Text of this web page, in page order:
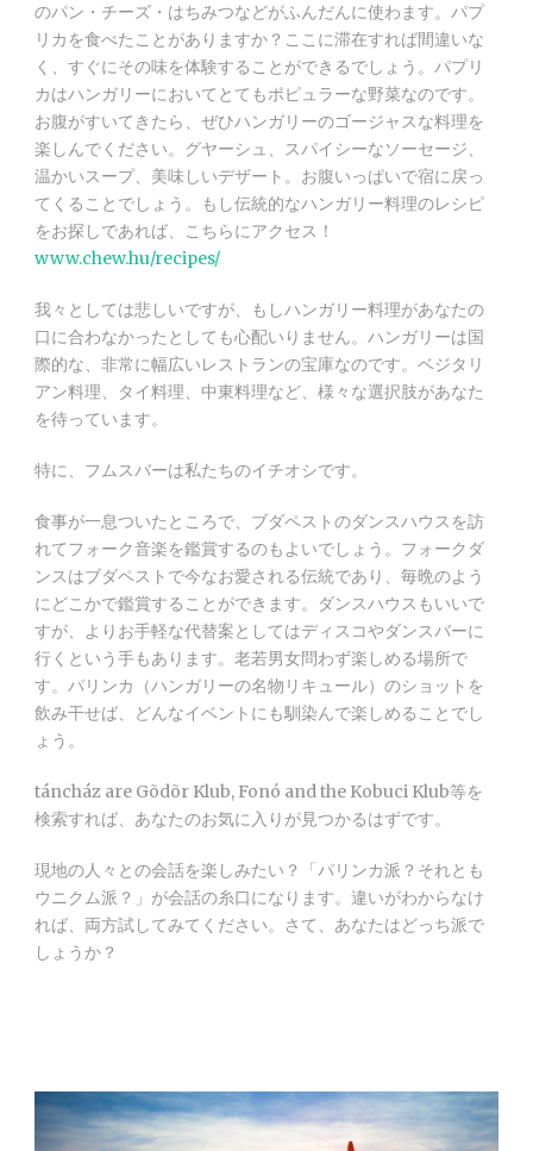
のパン・チーズ・はちみつなどがふんだんに使わます。パプ
リカを食べたことがありますか？ここに滞在すれば間違いな
く、すぐにその味を体験することができるでしょう。パプリ
カはハンガリーにおいてとてもポピュラーな野菜なのです。
お腹がすいてきたら、ぜひハンガリーのゴージャスな料理を
楽しんでください。グヤーシュ、スパイシーなソーセージ、
温かいスープ、美味しいデザート。お腹いっぱいで宿に戻っ
てくることでしょう。もし伝統的なハンガリー料理のレシピ
をお探しであれば、こちらにアクセス！
www.chew.hu/recipes/
我々としては悲しいですが、もしハンガリー料理があなたの
口に合わなかったとしても心配いりません。ハンガリーは国
際的な、非常に幅広いレストランの宝庫なのです。ベジタリ
アン料理、タイ料理、中東料理など、様々な選択肢があなた
を待っています。
特に、フムスバーは私たちのイチオシです。
食事が一息ついたところで、ブダペストのダンスハウスを訪
れてフォーク音楽を鑑賞するのもよいでしょう。フォークダ
ンスはブダペストで今なお愛される伝統であり、毎晩のよう
にどこかで鑑賞することができます。ダンスハウスもいいで
すが、よりお手軽な代替案としてはディスコやダンスバーに
行くという手もあります。老若男女問わず楽しめる場所で
す。パリンカ（ハンガリーの名物リキュール）のショットを
飲み干せば、どんなイベントにも馴染んで楽しめることでし
ょう。
táncház are Gõdõr Klub, Fonó and the Kobuci Klub等を
検索すれば、あなたのお気に入りが見つかるはずです。
現地の人々との会話を楽しみたい？「パリンカ派？それとも
ウニクム派？」が会話の糸口になります。違いがわからなけ
れば、両方試してみてください。さて、あなたはどっち派で
しょうか？